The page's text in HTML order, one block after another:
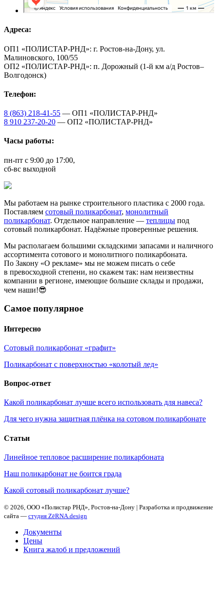
Адреса:
ОП1 «ПОЛИСТАР-РНД»: г. Ростов-на-Дону, ул.
Малиновского, 100/55
ОП2 «ПОЛИСТАР-РНД»: п. Дорожный (1-й км а/д Ростов–
Волгодонск)
Телефон:
8 (863) 218-41-55 — ОП1 «ПОЛИСТАР-РНД»
8 910 237-20-20 — ОП2 «ПОЛИСТАР-РНД»
Часы работы:
пн-пт с 9:00 до 17:00,
сб-вс выходной
Мы работаем на рынке строительного пластика с 2000 года.
Поставляем сотовый поликарбонат, монолитный
поликарбонат. Отдельное направление — теплицы под
сотовый поликарбонат. Надёжные проверенные решения.
Мы располагаем большими складскими запасами и наличного
ассортимента сотового и монолитного поликарбоната.
По Закону «О рекламе» мы не можем писать о себе
в превосходной степени, но скажем так: нам неизвестны
компании в регионе, имеющие большие склады и продажи,
чем наши!😎
Самое популярное
Интересно
Сотовый поликарбонат «графит»
Поликарбонат с поверхностью «колотый лед»
Вопрос-ответ
Какой поликарбонат лучше всего использовать для навеса?
Для чего нужна защитная плёнка на сотовом поликарбонате
Статьи
Линейное тепловое расширение поликарбоната
Наш поликарбонат не боится града
Какой сотовый поликарбонат лучше?
© 2026, ООО «Полистар РНД», Ростов-на-Дону | Разработка и продвижение
сайта — студия ZēRNA.design
Документы
Цены
Книга жалоб и предложений